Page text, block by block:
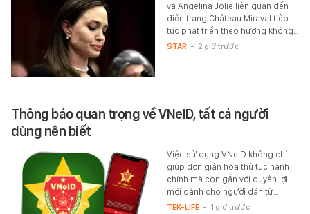
và Angelina Jolie liên quan đến
điền trang Château Miraval tiếp
tục phát triển theo hướng không…
STAR - 2 giờ trước
Thông báo quan trọng về VNeID, tất cả người
dùng nên biết
Việc sử dụng VNeID không chỉ
giúp đơn giản hóa thủ tục hành
chính mà còn gắn với quyền lợi
mới dành cho người dân từ…
TEK-LIFE - 1 giờ trước